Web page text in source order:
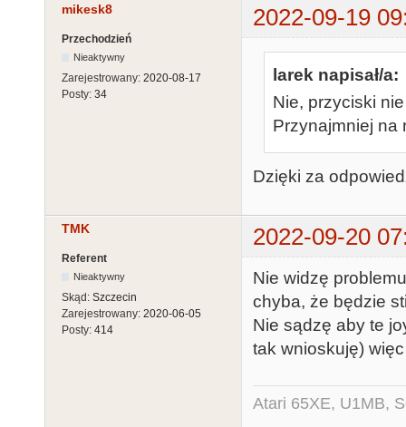
mikesk8 2022-09-19
Przechodzień
Nieaktywny
Zarejestrowany: 2020-08-17
Posty: 34
larek napisał/a:
Nie, przyciski
Przynajmniej na
Dzięki za
TMK 2022-09-20
Referent
Nieaktywny
Skąd: Szczecin
Zarejestrowany: 2020-06-05
Posty: 414
Nie widzę
chyba, że będzie
Nie sądzę aby te
tak wnioskuję)
Atari 65XE, U1MB,